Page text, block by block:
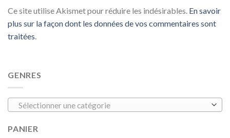
Ce site utilise Akismet pour réduire les indésirables. En savoir
plus sur la façon dont les données de vos commentaires sont
traitées.
GENRES
Sélectionner une catégorie
PANIER